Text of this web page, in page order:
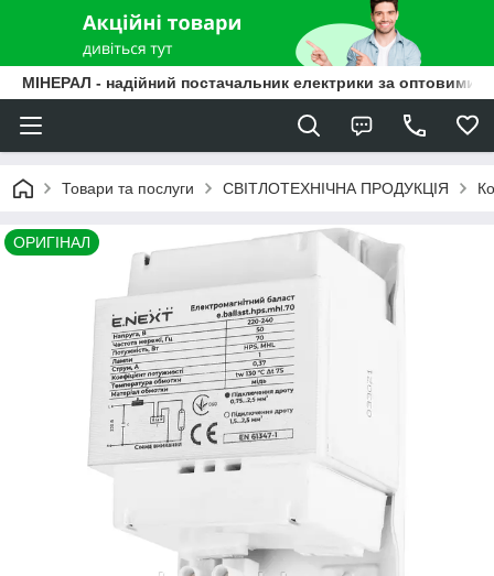
МІНЕРАЛ - надійний постачальник електрики за оптовими
Товари та послуги СВІТЛОТЕХНІЧНА ПРОДУКЦІЯ
ОРИГІНАЛ